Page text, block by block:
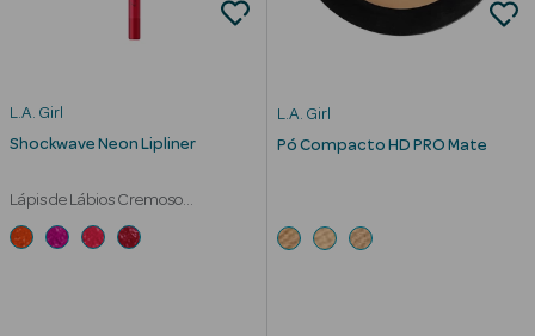
L.A. Girl
Shockwave Neon Lipliner
Lápis de Lábios Cremoso
Waterproof Duração 8h
L.A. Girl
Pó Compacto HD PRO Mate